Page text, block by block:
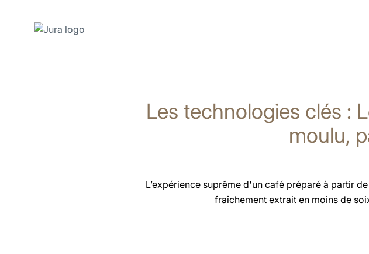
Les technologies clés :
moulu,
L’expérience suprême d'un café préparé à partir
fraîchement extrait en moins de